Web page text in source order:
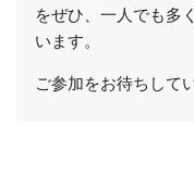
をぜひ、一人でも多
います。
ご参加をお待ちして